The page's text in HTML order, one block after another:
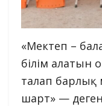
«Мектеп –
білім алатын
талап барлық
шарт» —